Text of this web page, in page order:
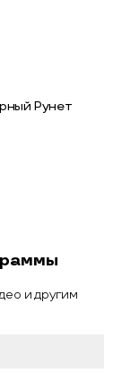
Рунет
и другим